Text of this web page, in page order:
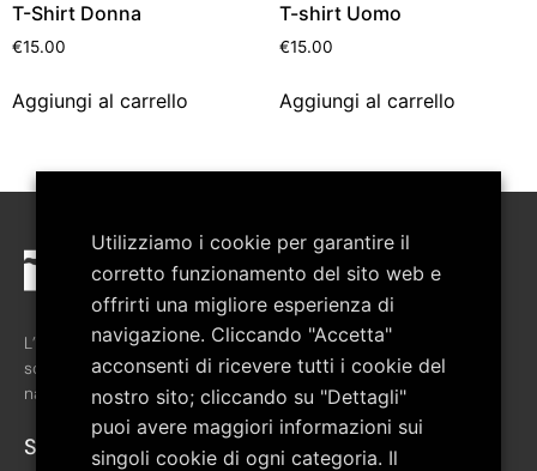
T-Shirt Donna
€15.00
Aggiungi al carrello
T-shirt Uomo
€15.00
Aggiungi al carrello
L’associazione è stata costituita nel febbraio del 2008 allo
scopo di favorire la crescita culturale del territorio del Parco
nazionale del Pollino.
Sitemap
Utilizziamo i cookie per garantire il
corretto funzionamento del sito web e
offrirti una migliore esperienza di
navigazione. Cliccando "Accetta"
acconsenti di ricevere tutti i cookie del
nostro sito; cliccando su "Dettagli"
puoi avere maggiori informazioni sui
singoli cookie di ogni categoria. Il